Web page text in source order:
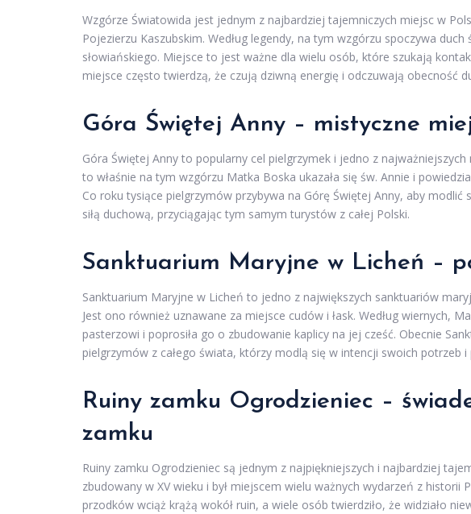
Wzgórze Światowida jest jednym z najbardziej tajemniczych miejsc w
Pojezierzu Kaszubskim. Według legendy, na tym wzgórzu spoczywa
słowiańskiego. Miejsce to jest ważne dla wielu osób, które szukają
miejsce często twierdzą, że czują dziwną energię i odczuwają obecność
Góra Świętej Anny – mistyczne
Góra Świętej Anny to popularny cel pielgrzymek i jedno z
to właśnie na tym wzgórzu Matka Boska ukazała się św. Annie i
Co roku tysiące pielgrzymów przybywa na Górę Świętej Anny, aby
siłą duchową, przyciągając tym samym turystów z całej Polski.
Sanktuarium Maryjne w Licheń –
Sanktuarium Maryjne w Licheń to jedno z największych sanktuariów
Jest ono również uznawane za miejsce cudów i łask. Według wiernych,
pasterzowi i poprosiła go o zbudowanie kaplicy na jej cześć. Obecnie
pielgrzymów z całego świata, którzy modlą się w intencji swoich potrzeb i
Ruiny zamku Ogrodzieniec –
zamku
Ruiny zamku Ogrodzieniec są jednym z najpiękniejszych i najbardziej
zbudowany w XV wieku i był miejscem wielu ważnych wydarzeń z historii
przodków wciąż krążą wokół ruin, a wiele osób twierdziło, że widziało